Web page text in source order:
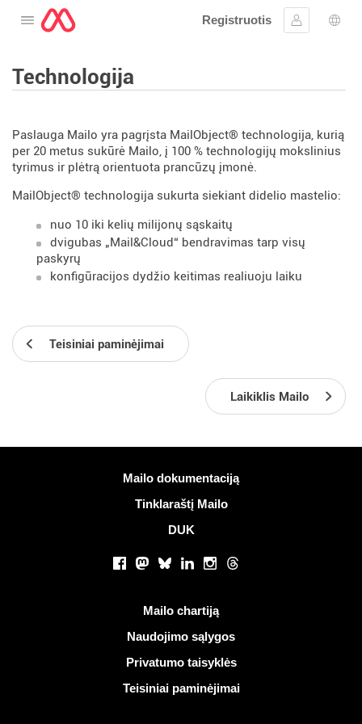
Atidarykite meniu
Registruotis
Prisijungti
Technologija
Paslauga Mailo yra pagrįsta MailObject® technologija, kurią
per 20 metus sukūrė Mailo, į 100 % technologijų mokslinius
tyrimus ir plėtrą orientuota prancūzų įmonė.
MailObject® technologija sukurta siekiant didelio mastelio:
nuo 10 iki kelių milijonų sąskaitų
dvigubas „Mail&Cloud“ bendravimas tarp visų
paskyrų
konfigūracijos dydžio keitimas realiuoju laiku
Teisiniai paminėjimai
Laikiklis Mailo
Daugiau informacijosMailo dokumentaciją
Tinklaraštį Mailo
DUK
Facebook
Mastodon
BlueskyLinkedInInstagram
Threads
Mailo chartiją
Naudojimo sąlygos
Privatumo taisyklės
Teisiniai paminėjimai